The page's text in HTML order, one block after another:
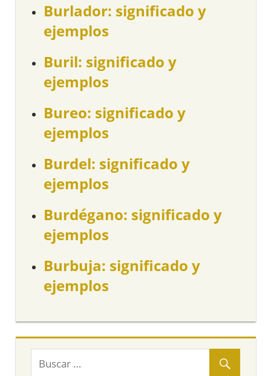
Burlador: significado y
ejemplos
Buril: significado y
ejemplos
Bureo: significado y
ejemplos
Burdel: significado y
ejemplos
Burdégano: significado y
ejemplos
Burbuja: significado y
ejemplos